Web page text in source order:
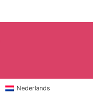
Nederlands